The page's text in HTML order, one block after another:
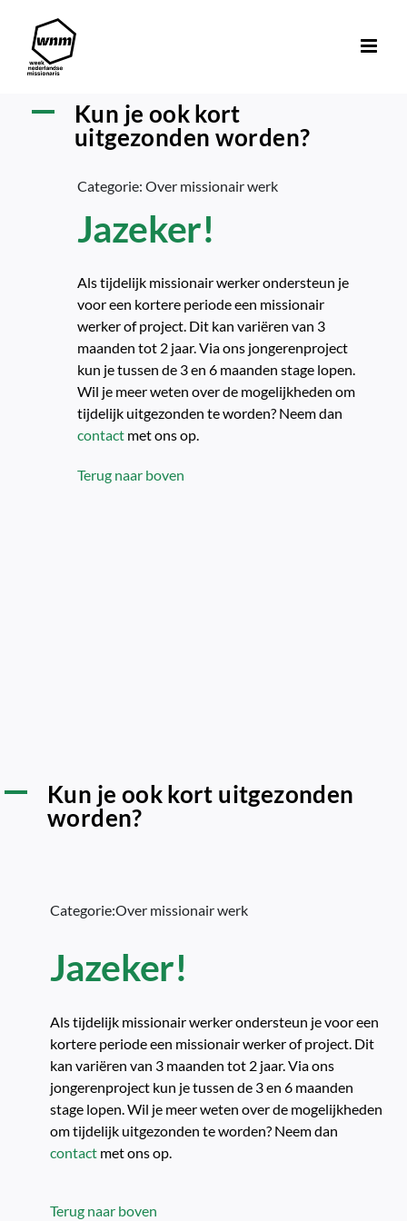
inhoud
A
Kun je ook kort
uitgezonden worden?
Categorie: Over missionair werk
Jazeker!
Als tijdelijk missionair werker ondersteun je
voor een kortere periode een missionair
werker of project. Dit kan variëren van 3
maanden tot 2 jaar. Via ons jongerenproject
kun je tussen de 3 en 6 maanden stage lopen.
Wil je meer weten over de mogelijkheden om
tijdelijk uitgezonden te worden? Neem dan
contact met ons op.
Terug naar boven
A
Kun je ook kort uitgezonden
worden?
Categorie:Over missionair werk
Jazeker!
Als tijdelijk missionair werker ondersteun je voor een
kortere periode een missionair werker of project. Dit
kan variëren van 3 maanden tot 2 jaar. Via ons
jongerenproject kun je tussen de 3 en 6 maanden
stage lopen. Wil je meer weten over de mogelijkheden
om tijdelijk uitgezonden te worden? Neem dan
contact met ons op.
Terug naar boven